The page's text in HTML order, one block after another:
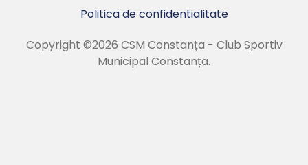
Politica de confidentialitate
Copyright ©2026 CSM Constanța - Club Sportiv
Municipal Constanța.